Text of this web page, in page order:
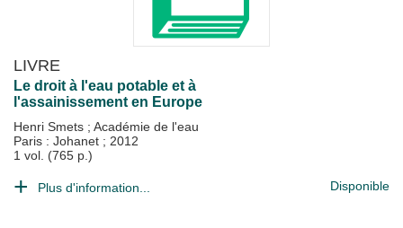
LIVRE
Le droit à l'eau potable et à
l'assainissement en Europe
Henri Smets ; Académie de l'eau
Paris : Johanet ; 2012
1 vol. (765 p.)
Plus d'information... Disponible